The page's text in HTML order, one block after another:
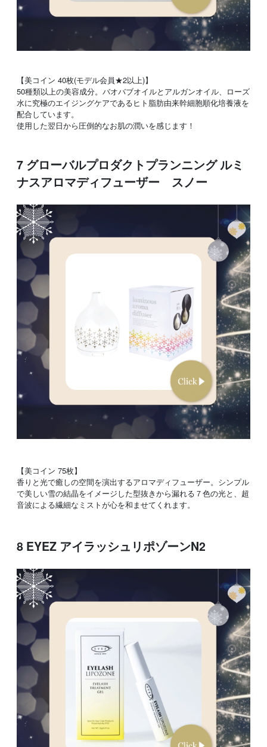
【美コイン 40枚(モデル会員★2以上)】
50種類以上の美容成分。バオバブオイルとアルガンオイル、ローズ
水に究極のエイジングケアであるヒト脂肪由来幹細胞順化培養液を
配合しています。
使用した翌日から圧倒的なお肌の潤いを感じます！
7 グローバルプロダクトプランニング ルミ
ナスアロマディフューザー スノー
【美コイン 75枚】
香りと光で癒しの空間を演出するアロマディフューザー。シンプル
で美しい雪の結晶をイメージした型抜きから漏れる７色の光と、超
音波による繊細なミストが心を和ませてくれます。
8 EYEZ アイラッシュリポゾーンN2